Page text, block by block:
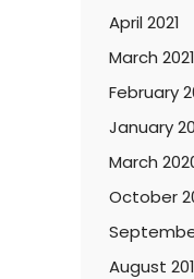
April 2021
March 2021
February
January
March
October
August